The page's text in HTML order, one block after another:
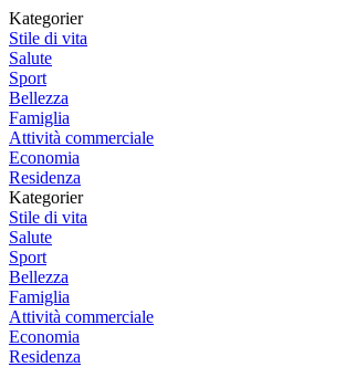
Kategorier
Stile di vita
Salute
Sport
Bellezza
Famiglia
Attività commerciale
Economia
Residenza
Kategorier
Stile di vita
Salute
Sport
Bellezza
Famiglia
Attività commerciale
Economia
Residenza